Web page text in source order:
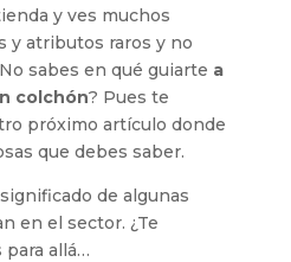
y ves muchos
y atributos raros y no
sabes en qué guiarte a
colchón? Pues te
próximo artículo donde
que debes saber.
de algunas
en el sector. ¿Te
para allá…